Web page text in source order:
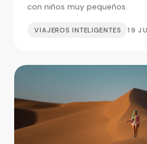
con niños muy pequeños.
VIAJEROS INTELIGENTES 19